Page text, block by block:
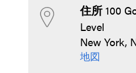
住所100
Level
New York,
地図